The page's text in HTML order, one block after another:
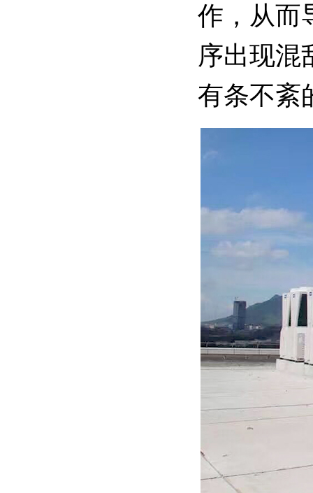
作，从而
序出现混
有条不紊